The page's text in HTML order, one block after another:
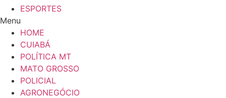
ESPORTES
Menu
HOME
CUIABÁ
POLÍTICA MT
MATO GROSSO
POLICIAL
AGRONEGÓCIO